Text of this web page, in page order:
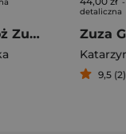
Niezwykła podróż Zuzy Grant
detaliczna
9,5 (2)